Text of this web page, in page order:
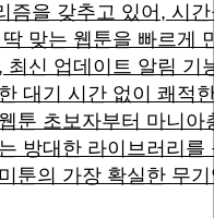
즘을 갖추고 있어, 시
맞는 웹툰을 빠르게
최신 업데이트 알림 기
대기 시간 없이 쾌적
툰 초보자부터 마니아
방대한 라이브러리를
툰의 가장 확실한 무